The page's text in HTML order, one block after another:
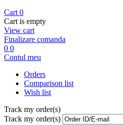
Cart 0
Cart is empty
View cart
Finalizare comanda
0 0
Contul meu
Orders
Comparison list
Wish list
Track my order(s)
Track my order(s)